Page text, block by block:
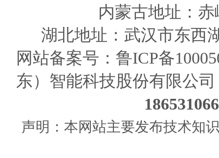
内蒙古地址：
湖北地址：武汉市东西
网站备案号： 鲁ICP备
东）智能科技股份有限公司
声明：本网站主要发布技术知